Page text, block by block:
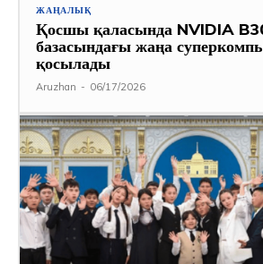
ЖАҢАЛЫҚ
Қосшы қаласында NVIDIA
базасындағы жаңа
қосылады
Aruzhan - 06/17/2026